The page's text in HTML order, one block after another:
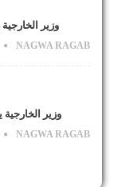
وزير
NAGWA RAGAB
وزير
NAGWA RAGAB